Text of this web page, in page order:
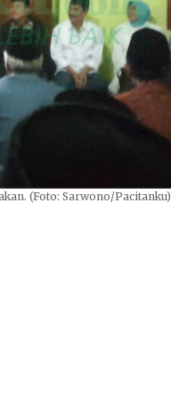
(Foto: Sarwono/Pacitanku)